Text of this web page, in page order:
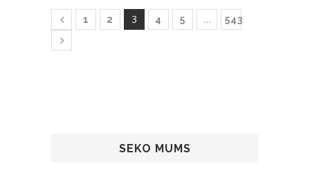
1 2 3 4 5 … 543
SEKO MUMS